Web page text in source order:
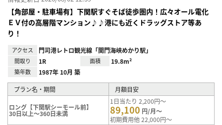
【角部屋・駐車場有】下関駅すぐそば徒歩圏内！広々オール電化
ＥＶ付の高層階マンション♪♪港にも近くドラッグストア等あ
り！
アクセス 門司港レトロ観光線「関門海峡めかり駅」
間取り 1R 面積 19.8m²
築年数 1987年 10月 築
プラン名・期間 月額目安
ロング【下関駅シーモール前】
30日以上～360日未満
1日当たり 2,200円～
89,100 円/月～
初期費用他 22,000円～